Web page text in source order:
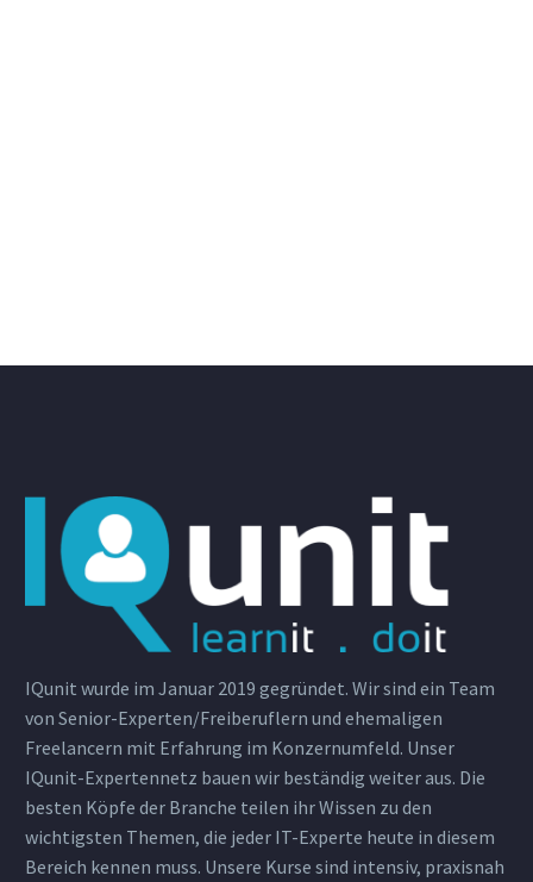
IQunit wurde im Januar 2019 gegründet. Wir sind ein Team
von Senior-Experten/Freiberuflern und ehemaligen
Freelancern mit Erfahrung im Konzernumfeld. Unser
IQunit-Expertennetz bauen wir beständig weiter aus. Die
besten Köpfe der Branche teilen ihr Wissen zu den
wichtigsten Themen, die jeder IT-Experte heute in diesem
Bereich kennen muss. Unsere Kurse sind intensiv, praxisnah